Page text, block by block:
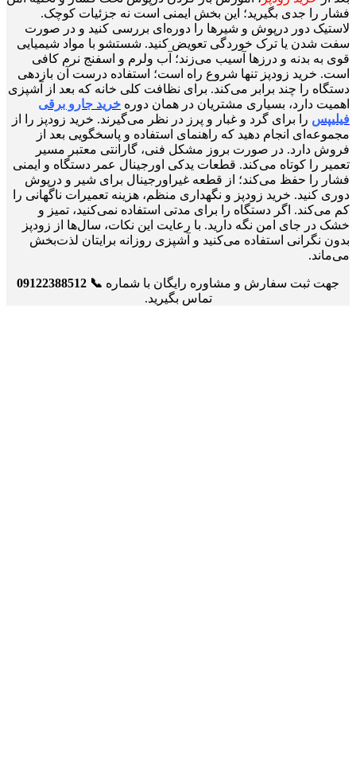
فشار را جدی بگیرید؛ این بخش ایمنی است نه جزئیات کوچک.
لاستیک دور درپوش و شیرها را دوره‌ای بررسی کنید و در صورت
سفت شدن یا ترک خوردگی تعویض کنید. شستشو با مواد شیمیایی
قوی به بدنه و درزها آسیب می‌زند؛ آب ولرم و اسفنج نرم کافی
است. خرید زودپز تنها شروع راه است؛ استفاده درست آن بازدهی
دستگاه را چند برابر می‌کند. برای نظافت کلی خانه که بعد از آشپزی
اهمیت دارد، بسیاری مشتریان در همان دوره خرید جارو برقی
فیلیپس را برای گرد و غبار و پرز در نظر می‌گیرند. خرید زودپز را از
مجموعه‌ای انجام دهید که راهنمای استفاده و پاسخگویی بعد از
فروش دارد. در صورت بروز مشکل فنی، گارانتی معتبر مسیر
تعمیر را کوتاه می‌کند. قطعات یدکی اورجینال عمر دستگاه و ایمنی
فشار را حفظ می‌کند؛ از قطعه غیراورجینال برای شیر و درپوش
دوری کنید. خرید زودپز و نگهداری منظم، هزینه تعمیرات ناگهانی را
کم می‌کند. اگر دستگاه را برای مدتی استفاده نمی‌کنید، تمیز و
خشک در جای امن نگه دارید. با رعایت این نکات، سال‌ها از زودپز
بدون نگرانی استفاده می‌کنید و آشپزی روزانه برایتان لذت‌بخش
می‌ماند.
جهت ثبت سفارش و مشاوره رایگان با شماره 📞 09122388512
تماس بگیرید.